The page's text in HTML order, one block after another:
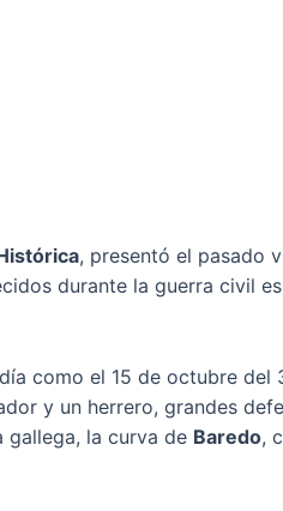
, presentó el pasado
durante la guerra civil
como el 15 de octubre del
y un herrero, grandes
gallega, la curva de Baredo,